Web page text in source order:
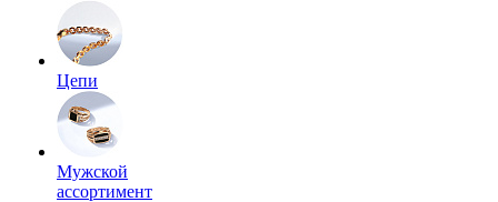
Цепи
Мужской
ассортимент